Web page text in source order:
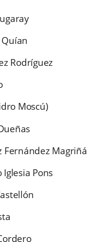
Rodríguez
Moscú)
Fernández Magriñá
Pons